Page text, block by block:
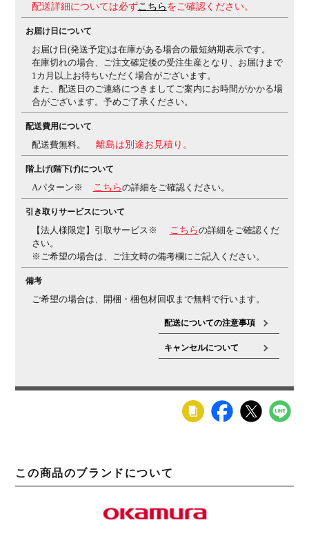
生産国
保証について 1～8年保証(部位により保証期間が変わります)
人日本オフィス家具協会(JOIFA)規定に基づく※詳しく
はこちらの保証ページをご確認ください。
組み立て 完成品
備考 ・異硬度クッション座面前方は太ももを圧迫しないよ
うに柔らかく、後方は臀部を支えるために硬めのクッシ
ョンを採用。・ランバーサポート付き(上下60mm調節
可能)・グリーン購入法適合商品
配送詳細については必ずこちら をご確認ください。
お届け日について
お届け日(発送予定)は在庫がある場合の最短納期表示です。
在庫切れの場合、ご注文確定後の受注生産となり、お届けまで
1カ月以上お待ちいただく場合がございます。
また、配送日のご連絡につきましてご案内にお時間がかかる場
合がございます。予めご了承ください。
配送費用について
配送費無料。 離島は別途お見積り。
階上げ(階下げ)について
Aパターン※ こちらの詳細をご確認ください。
引き取りサービスについて
【法人様限定】引取サービス※ こちらの詳細をご確認くだ
さい。
※ご希望の場合は、ご注文時の備考欄にご記入ください。
備考
ご希望の場合は、開梱・梱包材回収まで無料で行います。
配送についての注意事項
キャンセルについて
この商品のブランドについて